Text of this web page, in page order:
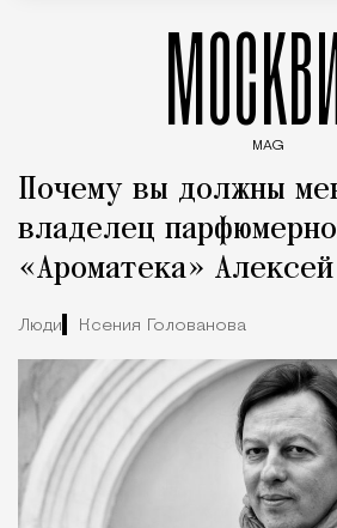
MAG
Почему вы должны
владелец
«Ароматека»
Люди Ксения Голованова